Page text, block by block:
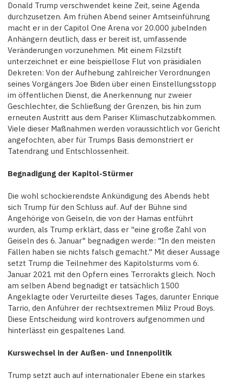
Donald Trump verschwendet keine Zeit, seine Agenda
durchzusetzen. Am frühen Abend seiner Amtseinführung
macht er in der Capitol One Arena vor 20.000 jubelnden
Anhängern deutlich, dass er bereit ist, umfassende
Veränderungen vorzunehmen. Mit einem Filzstift
unterzeichnet er eine beispiellose Flut von präsidialen
Dekreten: Von der Aufhebung zahlreicher Verordnungen
seines Vorgängers Joe Biden über einen Einstellungsstopp
im öffentlichen Dienst, die Anerkennung nur zweier
Geschlechter, die Schließung der Grenzen, bis hin zum
erneuten Austritt aus dem Pariser Klimaschutzabkommen.
Viele dieser Maßnahmen werden voraussichtlich vor Gericht
angefochten, aber für Trumps Basis demonstriert er
Tatendrang und Entschlossenheit.
Begnadigung der Kapitol-Stürmer
Die wohl schockierendste Ankündigung des Abends hebt
sich Trump für den Schluss auf. Auf der Bühne sind
Angehörige von Geiseln, die von der Hamas entführt
wurden, als Trump erklärt, dass er "eine große Zahl von
Geiseln des 6. Januar" begnadigen werde: "In den meisten
Fällen haben sie nichts falsch gemacht." Mit dieser Aussage
setzt Trump die Teilnehmer des Kapitolsturms vom 6.
Januar 2021 mit den Opfern eines Terrorakts gleich. Noch
am selben Abend begnadigt er tatsächlich 1500
Angeklagte oder Verurteilte dieses Tages, darunter Enrique
Tarrio, den Anführer der rechtsextremen Miliz Proud Boys.
Diese Entscheidung wird kontrovers aufgenommen und
hinterlässt ein gespaltenes Land.
Kurswechsel in der Außen- und Innenpolitik
Trump setzt auch auf internationaler Ebene ein starkes